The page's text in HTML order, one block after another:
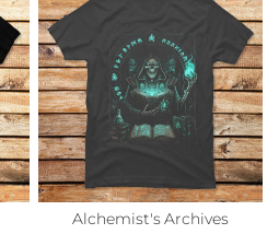
Alchemist's Archives